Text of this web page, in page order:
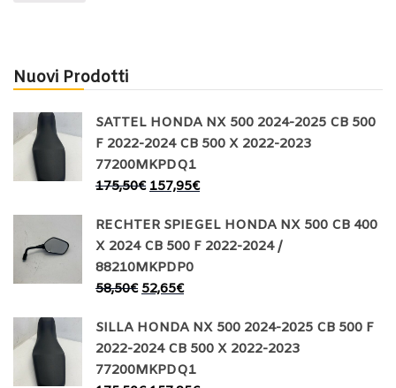
Nuovi Prodotti
SATTEL HONDA NX 500 2024-2025 CB 500
F 2022-2024 CB 500 X 2022-2023
77200MKPDQ1
175,50€ 157,95€
RECHTER SPIEGEL HONDA NX 500 CB 400
X 2024 CB 500 F 2022-2024 /
88210MKPDP0
58,50€ 52,65€
SILLA HONDA NX 500 2024-2025 CB 500 F
2022-2024 CB 500 X 2022-2023
77200MKPDQ1